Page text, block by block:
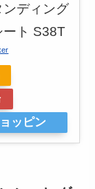
ンディング
ート S38T
ッピン